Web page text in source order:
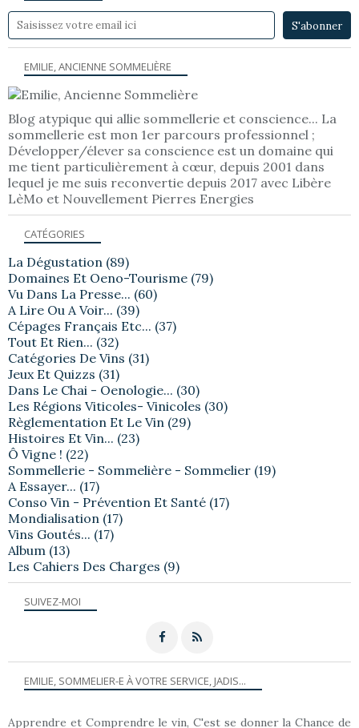
SUIVEZ-MOI
EMILIE, ANCIENNE SOMMELIÈRE
Blog atypique qui allie sommellerie et conscience... La
sommellerie est mon 1er parcours professionnel ;
Développer/élever sa conscience est un domaine qui
me tient particulièrement à cœur, depuis 2001 dans
lequel je me suis reconvertie depuis 2017 avec Libère
LèMo et Nouvellement Pierres Energies
CATÉGORIES
La Dégustation (89)
Domaines Et Oeno-Tourisme (79)
Vu Dans La Presse... (60)
A Lire Ou A Voir... (39)
Cépages Français Etc... (37)
Tout Et Rien... (32)
Catégories De Vins (31)
Jeux Et Quizzs (31)
Dans Le Chai - Oenologie... (30)
Les Régions Viticoles- Vinicoles (30)
Règlementation Et Le Vin (29)
Histoires Et Vin... (23)
Ô Vigne ! (22)
Sommellerie - Sommelière - Sommelier (19)
A Essayer... (17)
Conso Vin - Prévention Et Santé (17)
Mondialisation (17)
Vins Goutés... (17)
Album (13)
Les Cahiers Des Charges (9)
EMILIE, SOMMELIER-E À VOTRE SERVICE, JADIS...
Apprendre et Comprendre le vin, C'est se donner la Chance de